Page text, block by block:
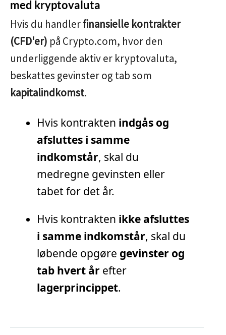
med kryptovaluta
Hvis du handlerfinansielle kontrakter
(CFD'er) på Crypto.com, hvor den
underliggende aktiv er kryptovaluta,
beskattes gevinster og tab som
kapitalindkomst.
Hvis kontrakten indgås og
afsluttes i samme
indkomstår, skal du
medregne gevinsten eller
tabet for det år.
Hvis kontrakten ikke afsluttes
i samme indkomstår, skal du
løbende opgøre gevinster og
tab hvert år efter
lagerprincippet.